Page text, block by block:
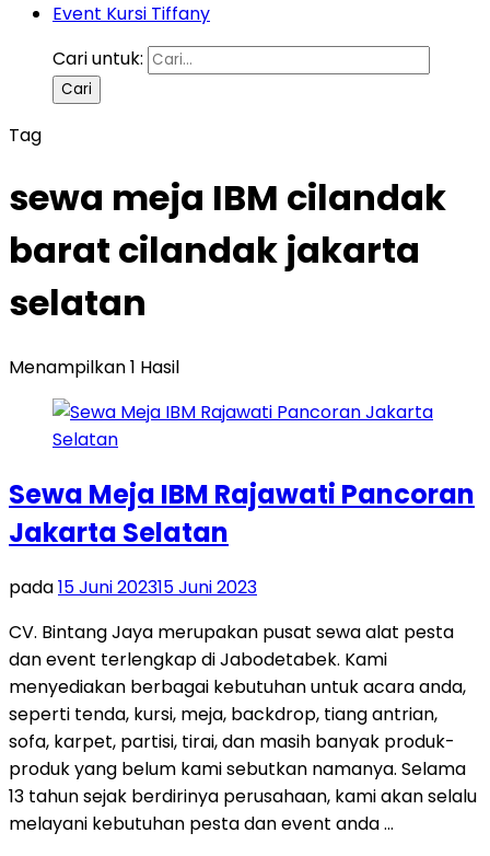
Event Kursi Tiffany
Cari untuk:
Tag
sewa meja IBM cilandak
barat cilandak jakarta
selatan
Menampilkan 1 Hasil
Sewa Meja IBM Rajawati Pancoran
Jakarta Selatan
pada15 Juni 202315 Juni 2023
CV. Bintang Jaya merupakan pusat sewa alat pesta
dan event terlengkap di Jabodetabek. Kami
menyediakan berbagai kebutuhan untuk acara anda,
seperti tenda, kursi, meja, backdrop, tiang antrian,
sofa, karpet, partisi, tirai, dan masih banyak produk-
produk yang belum kami sebutkan namanya. Selama
13 tahun sejak berdirinya perusahaan, kami akan selalu
melayani kebutuhan pesta dan event anda …